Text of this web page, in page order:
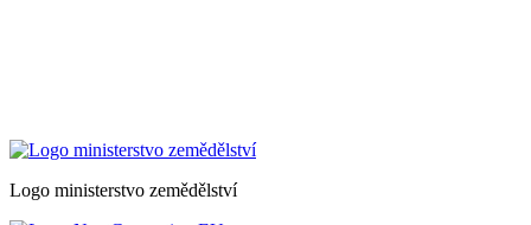
Logo ministerstvo zemědělství